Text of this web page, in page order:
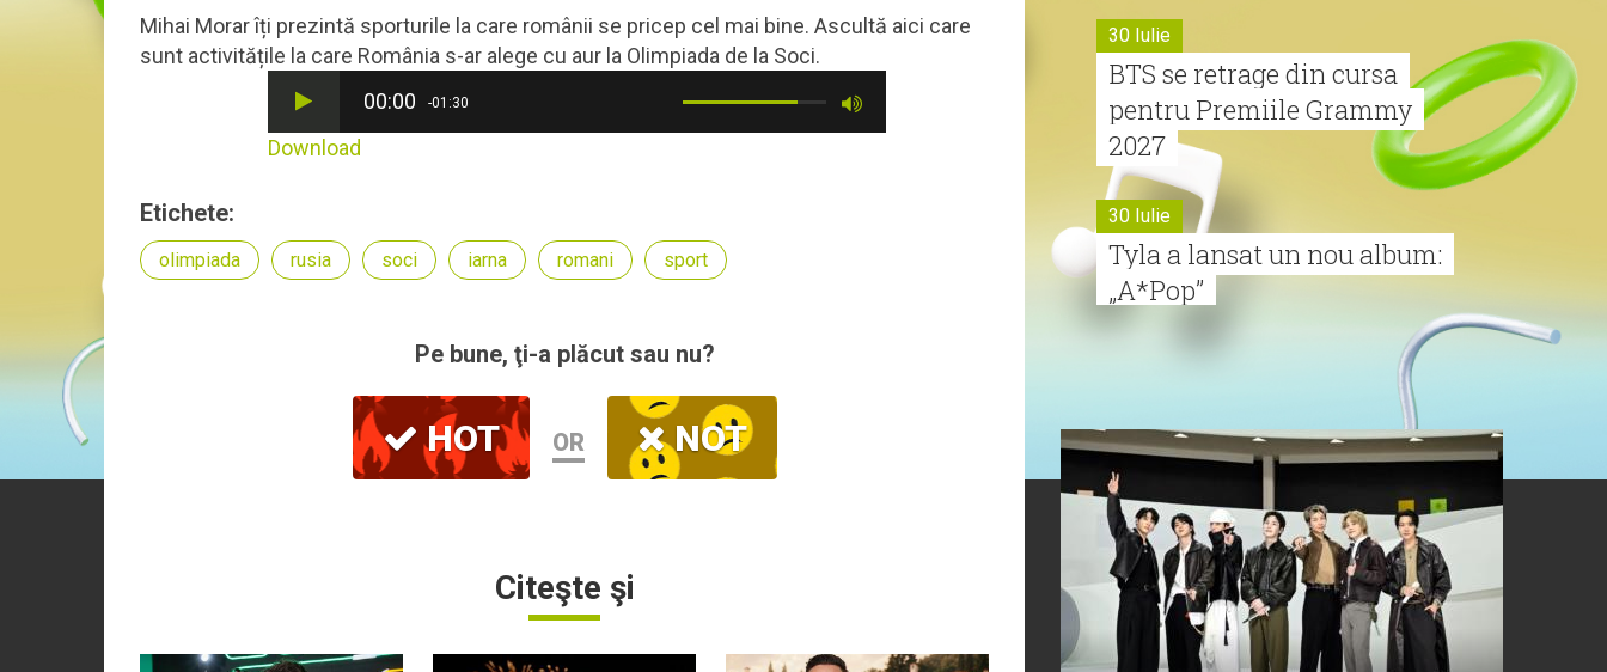
Mihai Morar îți prezintă sporturile la care românii se pricep cel mai bine. Ascultă aici care
sunt activitățile la care România s-ar alege cu aur la Olimpiada de la Soci.
00:00
-01:30
Download
Etichete:
olimpiada rusia soci iarna romani sport
Pe bune, ţi-a plăcut sau nu?
HOT OR NOT
Citeşte şi
30 Iulie
BTS se retrage din cursa
pentru Premiile Grammy
2027
30 Iulie
Tyla a lansat un nou album:
„A*Pop”
Alexia lansează videoclipul
oficial pentru „Nu mai am
nume”
29 Iulie
Trupa Altceva a încheiat
sezonul Morning ZU cu un
moment live memorabil